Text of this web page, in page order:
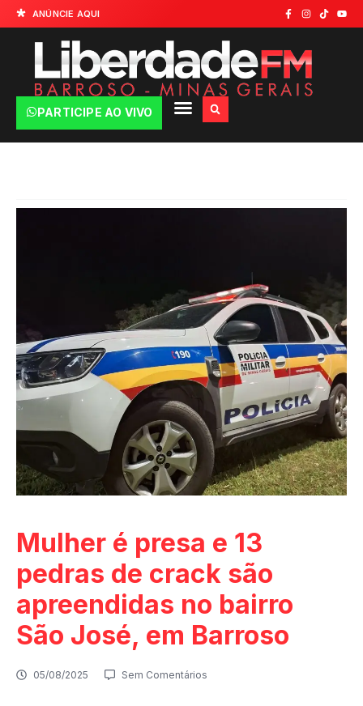
ANÚNCIE AQUI
PARTICIPE AO VIVO
Mulher é presa e 13
pedras de crack são
apreendidas no bairro
São José, em Barroso
05/08/2025 Sem Comentários